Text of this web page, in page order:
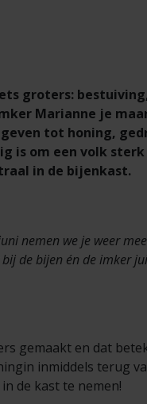
groters:
Marianne je
tot honing,
is om een volk
in de bijenkast.
nemen we je weer
de bijen én de imker
gemaakt en dat
inmiddels terug
de kast te nemen!